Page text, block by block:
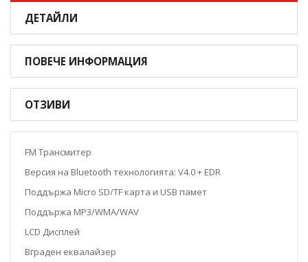
ДЕТАЙЛИ
ПОВЕЧЕ ИНФОРМАЦИЯ
ОТЗИВИ
FM Трансмитер
Версия на Bluetooth технологията: V4.0 + EDR
Поддържа Micro SD/TF карта и USB памет
Поддържа MP3/WMA/WAV
LCD Дисплей
Вграден еквалайзер